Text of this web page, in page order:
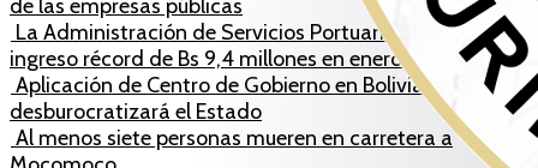
de las empresas públicas
La Administración de Servicios Portuarios alcanza un
ingreso récord de Bs 9,4 millones en enero
Aplicación de Centro de Gobierno en Bolivia
desburocratizará el Estado
Al menos siete personas mueren en carretera a